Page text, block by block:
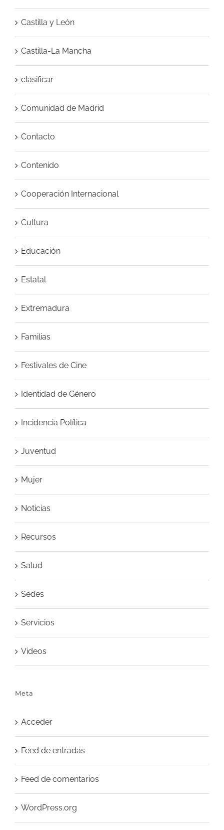
Castilla y León
Castilla-La Mancha
clasificar
Comunidad de Madrid
Contacto
Contenido
Cooperación Internacional
Cultura
Educación
Estatal
Extremadura
Familias
Festivales de Cine
Identidad de Género
Incidencia Política
Juventud
Mujer
Noticias
Recursos
Salud
Sedes
Servicios
Videos
Meta
Acceder
Feed de entradas
Feed de comentarios
WordPress.org